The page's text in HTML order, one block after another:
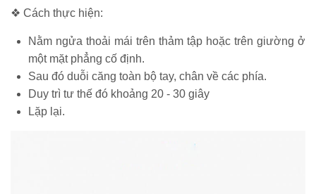
❖ Cách thực hiện:
Nằm ngửa thoải mái trên thảm tập hoặc trên giường ở
một mặt phẳng cố định.
Sau đó duỗi căng toàn bộ tay, chân về các phía.
Duy trì tư thế đó khoảng 20 - 30 giây
Lặp lại.